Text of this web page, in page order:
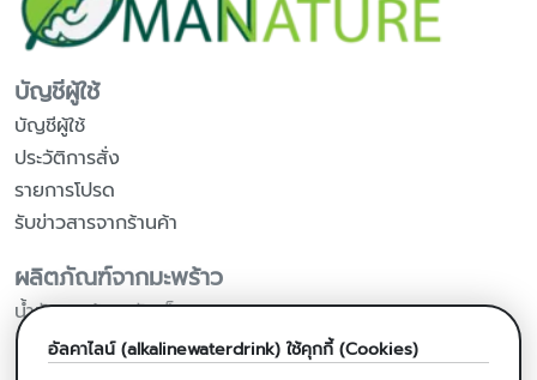
บัญชีผู้ใช้
บัญชีผู้ใช้
ประวัติการสั่ง
รายการโปรด
รับข่าวสารจากร้านค้า
ผลิตภัณฑ์จากมะพร้าว
น้ำมันมะพร้าวสกัดเย็น
น้ำมันมะพร้าวสำหรับปรุงอาหาร
อัลคาไลน์ (alkalinewaterdrink) ใช้คุกกี้ (Cookies)